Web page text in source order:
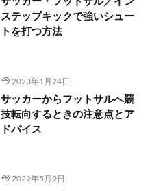
ステップキックで強いシュー
トを打つ方法
2023年1月24日
サッカーからフットサルへ競
技転向するときの注意点とア
ドバイス
2022年5月9日